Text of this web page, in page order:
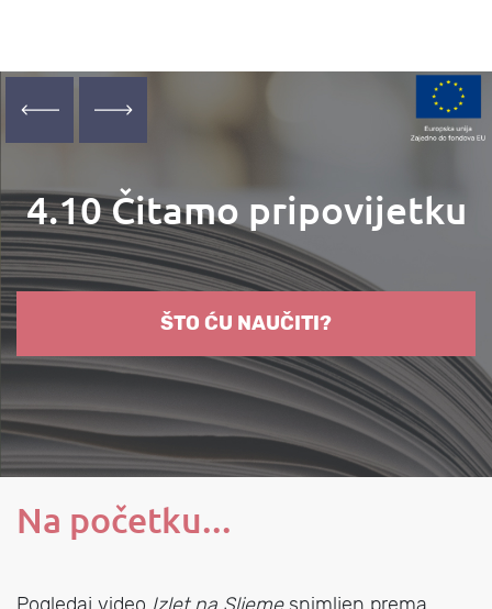
4.10 Čitamo pripovijetku
ŠTO ĆU NAUČITI?
PRETHODNA JEDINICA
SLJEDEĆA JEDINICA
Na početku...